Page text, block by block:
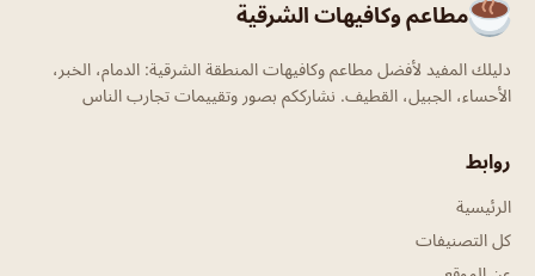
مطاعم وكافيهات الشرقية
دليلك المفيد لأفضل مطاعم وكافيهات المنطقة الشرقية: الدمام، الخبر،
الأحساء، الجبيل، القطيف. نشارككم بصور وتقييمات تجارب الناس
روابط
الرئيسية
كل التصنيفات